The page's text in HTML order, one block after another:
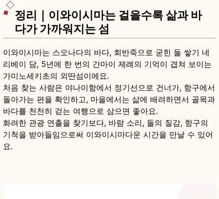
정리｜이와이시마는 걸을수록 삶과 바
다가 가까워지는 섬
이와이시마는 스오나다의 바다, 회반죽으로 굳힌 돌 쌓기 네
리베이 담, 5년에 한 번의 간마이 제례의 기억이 겹쳐 보이는
가미노세키초의 외딴섬이에요.
처음 찾는 사람은 야나이항에서 정기선으로 건너가, 항구에서
돌아가는 편을 확인하고, 마을에서는 삶에 배려하면서 골목과
바다를 천천히 걷는 여행으로 삼으면 좋아요.
화려한 관광 연출을 찾기보다, 바람 소리, 돌의 질감, 항구의
기척을 받아들임으로써 이와이시마다운 시간을 만날 수 있어
요.